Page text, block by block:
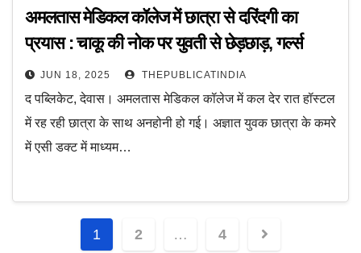
अमलतास मेडिकल कॉलेज में छात्रा से दरिंदगी का
प्रयास : चाकू की नोक पर युवती से छेड़छाड़, गर्ल्स
हॉस्टल में देर रात घुसा और छात्रा को चाकू दिखाकर की
छेड़छाड़
JUN 18, 2025 THEPUBLICATINDIA
द पब्लिकेट, देवास। अमलतास मेडिकल कॉलेज में कल देर रात हॉस्टल
में रह रही छात्रा के साथ अनहोनी हो गई। अज्ञात युवक छात्रा के कमरे
में एसी डक्ट में माध्यम…
Posts
1 2 … 4